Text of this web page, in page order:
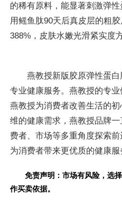
的稀有原料，能显著刺激弹
用鳐鱼肽90天后真皮层的粗
388%，皮肤水嫩光滑紧实度
燕教授新版胶原弹性蛋
专业健康服务。燕教授的专
燕教授为消费者改善生活的
维的健康需求，燕教授品牌
费者、市场等多重角度探索
为消费者带来更优质的健康服
免责声明：市场有风险，选
作买卖依据。